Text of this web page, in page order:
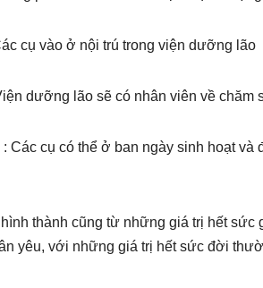
cụ vào ở nội trú trong viện dưỡng lão
dưỡng lão sẽ có nhân viên về chăm
: Các cụ có thể ở ban ngày sinh hoạt
thành cũng từ những giá trị hết
yêu, với những giá trị hết sức đời